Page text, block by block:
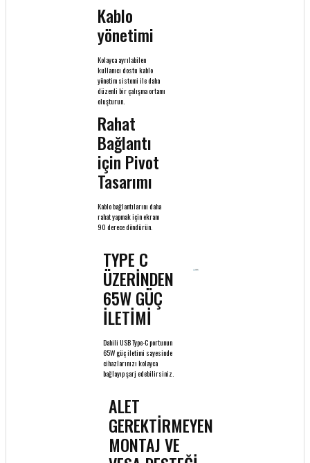
Kablo
yönetimi
Kolayca ayrılabilen
kullanıcı dostu kablo
yönetim sistemi ile daha
düzenli bir çalışma ortamı
oluşturun.
Rahat
Bağlantı
için Pivot
Tasarımı
Kablo bağlantılarını daha
rahat yapmak için ekranı
90 derece döndürün.
TYPE C
ÜZERİNDEN
65W GÜÇ
İLETİMİ
Dahili USB Type-C portunun
65W güç iletimi sayesinde
cihazlarınızı kolayca
bağlayıp şarj edebilirsiniz.
ALET
GEREKTİRMEYEN
MONTAJ VE